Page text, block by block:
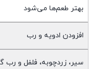
بهتر طعم‌ها می‌شود
افزودن ادویه و رب
سیر، زردچوبه، فلفل و رب